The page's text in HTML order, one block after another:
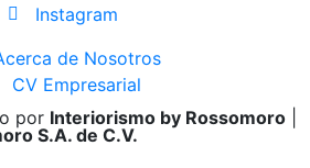
Instagram
de Nosotros
CV Empresarial
por Interiorismo by Rossomoro
S.A. de C.V.